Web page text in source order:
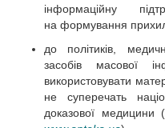
інформаційну
на формування
до політиків,
засобів масової
використовувати
не суперечать
доказової медицини